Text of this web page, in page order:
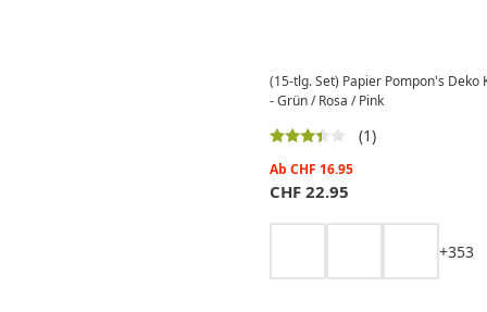
(15-tlg. Set) Papier Pompon's
- Grün / Rosa / Pink
(1)
Ab CHF 16.95
CHF 22.95
+353